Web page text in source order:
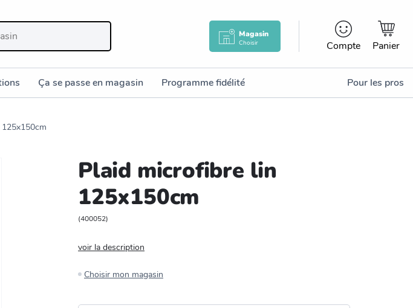
Magasin
Choisir Compte Panier
Ça se passe en magasin Programme fidélité Pour les pros
Plaid microfibre lin
125x150cm
(400052)
voir la description
Choisir mon magasin